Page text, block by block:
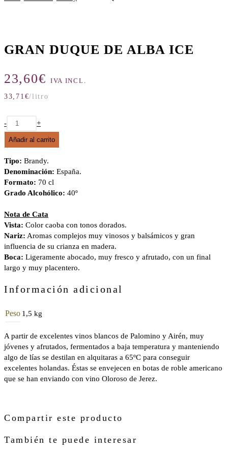
GRAN DUQUE DE ALBA ICE
23,60€ IVA INCL.
33,71 €/litro
GRAN
DUQUE
DE
ICE
cantidad
- +
Añadir al carrito
Tipo: Brandy.
Denominación: España.
Formato: 70 cl
Grado Alcohólico: 40º
Nota de Cata
Vista: Color caoba con tonos dorados.
Nariz: Aromas complejos muy vinosos y balsámicos y gran
influencia de su crianza en madera.
Boca: Ligeramente abocado, muy fresco y afrutado, con un final
largo y muy placentero.
Información adicional
Peso 1,5 kg
A partir de excelentes vinos blancos de Palomino y Airén, muy
jóvenes y afrutados, fermentados a baja temperatura y manteniendo
algo de lías se destilan en alquitaras a 65ºC para conseguir
excelentes holandas. Éstas se envejecen en botas de roble americano
que se han enviando con vino Oloroso de Jerez.
Compartir este producto
También te puede interesar